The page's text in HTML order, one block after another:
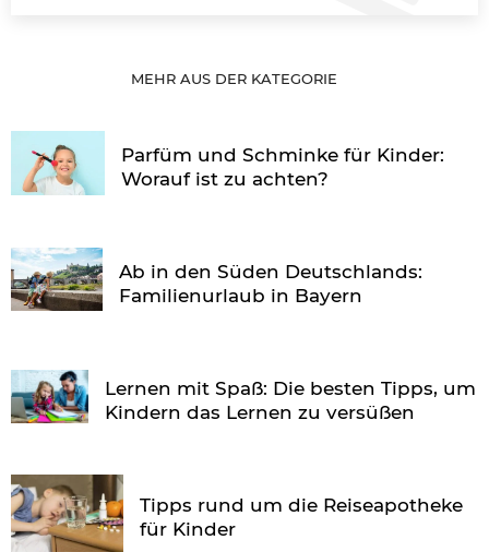
MEHR AUS DER KATEGORIE
Parfüm und Schminke für Kinder:
Worauf ist zu achten?
Ab in den Süden Deutschlands:
Familienurlaub in Bayern
Lernen mit Spaß: Die besten Tipps, um
Kindern das Lernen zu versüßen
Tipps rund um die Reiseapotheke
für Kinder